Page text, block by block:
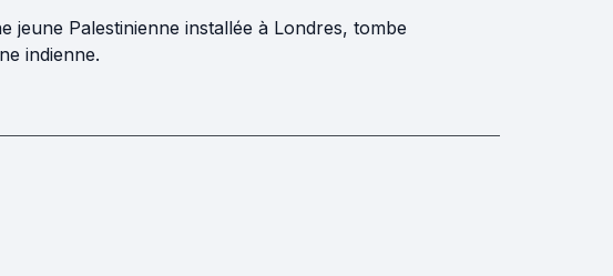
jeune Palestinienne installée à Londres, tombe
indienne.